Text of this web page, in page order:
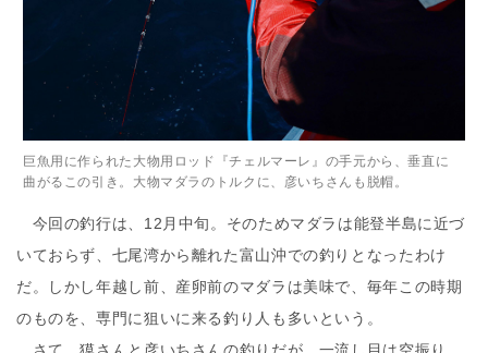
巨魚用に作られた大物用ロッド『チェルマーレ』の手元から、垂直に
曲がるこの引き。大物マダラのトルクに、彦いちさんも脱帽。
今回の釣行は、12月中旬。そのためマダラは能登半島に近づ
いておらず、七尾湾から離れた富山沖での釣りとなったわけ
だ。しかし年越し前、産卵前のマダラは美味で、毎年この時期
のものを、専門に狙いに来る釣り人も多いという。